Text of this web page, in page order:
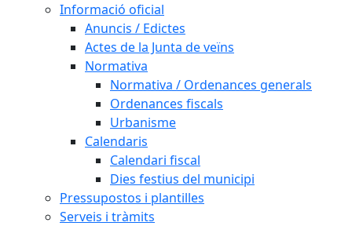
Informació oficial
Anuncis / Edictes
Actes de la Junta de veïns
Normativa
Normativa / Ordenances generals
Ordenances fiscals
Urbanisme
Calendaris
Calendari fiscal
Dies festius del municipi
Pressupostos i plantilles
Serveis i tràmits